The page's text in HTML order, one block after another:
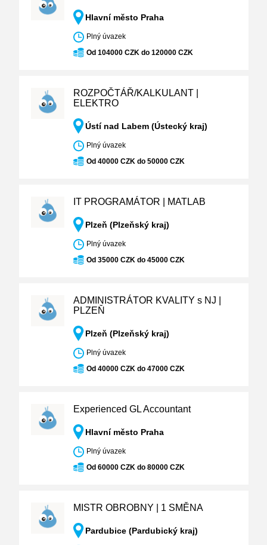
Hlavní město Praha
Plný úvazek
Od 104000 CZK do 120000 CZK
ROZPOČTÁŘ/KALKULANT |
ELEKTRO
Ústí nad Labem (Ústecký kraj)
Plný úvazek
Od 40000 CZK do 50000 CZK
IT PROGRAMÁTOR | MATLAB
Plzeň (Plzeňský kraj)
Plný úvazek
Od 35000 CZK do 45000 CZK
ADMINISTRÁTOR KVALITY s NJ |
PLZEŇ
Plzeň (Plzeňský kraj)
Plný úvazek
Od 40000 CZK do 47000 CZK
Experienced GL Accountant
Hlavní město Praha
Plný úvazek
Od 60000 CZK do 80000 CZK
MISTR OBROBNY | 1 SMĚNA
Pardubice (Pardubický kraj)